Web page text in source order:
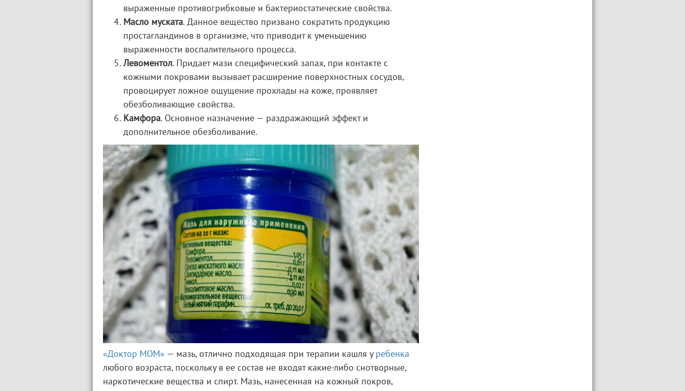
выраженные противогрибковые и бактериостатические свойства.
Масло муската. Данное вещество призвано сократить продукцию
простагландинов в организме, что приводит к уменьшению
выраженности воспалительного процесса.
Левоментол. Придает мази специфический запах, при контакте с
кожными покровами вызывает расширение поверхностных сосудов,
провоцирует ложное ощущение прохлады на коже, проявляет
обезболивающие свойства.
Камфора. Основное назначение — раздражающий эффект и
дополнительное обезболивание.
«Доктор МОМ» — мазь, отлично подходящая при терапии кашля у ребенка
любого возраста, поскольку в ее состав не входят какие-либо снотворные,
наркотические вещества и спирт. Мазь, нанесенная на кожный покров,